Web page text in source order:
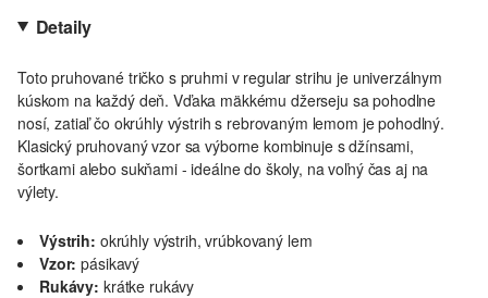
Detaily
Toto pruhované tričko s pruhmi v regular strihu je univerzálnym
kúskom na každý deň. Vďaka mäkkému džerseju sa pohodlne
nosí, zatiaľ čo okrúhly výstrih s rebrovaným lemom je pohodlný.
Klasický pruhovaný vzor sa výborne kombinuje s džínsami,
šortkami alebo sukňami - ideálne do školy, na voľný čas aj na
výlety.
Výstrih: okrúhly výstrih, vrúbkovaný lem
Vzor: pásikavý
Rukávy: krátke rukávy